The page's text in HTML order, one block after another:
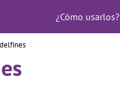
¿Cómo usarlos?